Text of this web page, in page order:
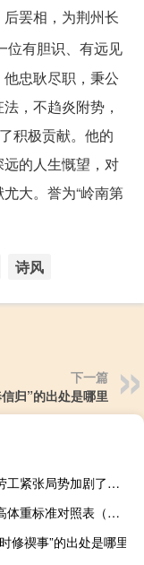
罢相，为荆州长
位有胆识、有远见
忠耿尽职，秉公
，不趋炎附势，
积极贡献。他的
的人生慨望，对
大。誉为“岭南第
诗风
下一篇
归”的出处是哪里
惠誉：劳工紧张局势加剧了一些美国企业的成本压力
女生身高体重标准对照表（女生标准身材对照表）
修禊事”的出处是哪里